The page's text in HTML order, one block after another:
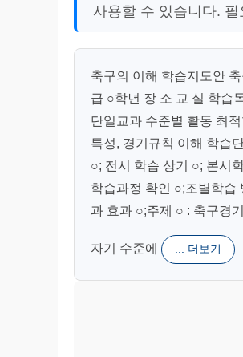
사용할 수 있습니다.
축구의 이해 학습지도안
급 ○학년 장 소 교 실 학습
단일교과 수준별 활동 최
특성, 경기규칙 이해 학습
○; 전시 학습 상기 ○; 본시
학습과정 확인 ○;조별학습
과 효과 ○;주제 ○ : 축구경
자기 수준에 ... 더보기